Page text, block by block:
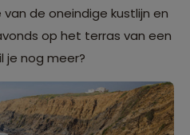
de oneindige kustlijn en
op het terras van een
je nog meer?